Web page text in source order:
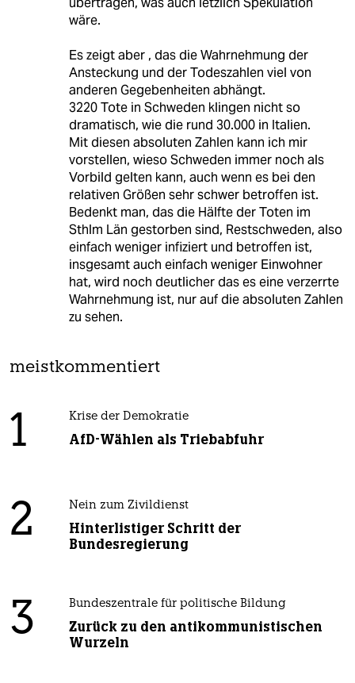
wäre.
Es zeigt aber , das die Wahrnehmung der
Ansteckung und der Todeszahlen viel von
anderen Gegebenheiten abhängt.
3220 Tote in Schweden klingen nicht so
dramatisch, wie die rund 30.000 in Italien.
Mit diesen absoluten Zahlen kann ich mir
vorstellen, wieso Schweden immer noch als
Vorbild gelten kann, auch wenn es bei den
relativen Größen sehr schwer betroffen ist.
Bedenkt man, das die Hälfte der Toten im
Sthlm Län gestorben sind, Restschweden, also
einfach weniger infiziert und betroffen ist,
insgesamt auch einfach weniger Einwohner
hat, wird noch deutlicher das es eine verzerrte
Wahrnehmung ist, nur auf die absoluten Zahlen
zu sehen.
meistkommentiert
1 Krise der Demokratie
AfD-Wählen als Triebabfuhr
2 Nein zum Zivildienst
Hinterlistiger Schritt der
Bundesregierung
3 Bundeszentrale für politische Bildung
Zurück zu den antikommunistischen
Wurzeln